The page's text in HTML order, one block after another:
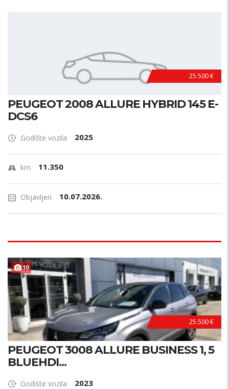
25.500 €
PEUGEOT 2008 ALLURE HYBRID 145 E-
DCS6
Godište vozila 2025
km 11.350
Objavljen 10.07.2026.
10
25.500 €
PEUGEOT 3008 ALLURE BUSINESS 1, 5
BLUEHDI...
Godište vozila 2023